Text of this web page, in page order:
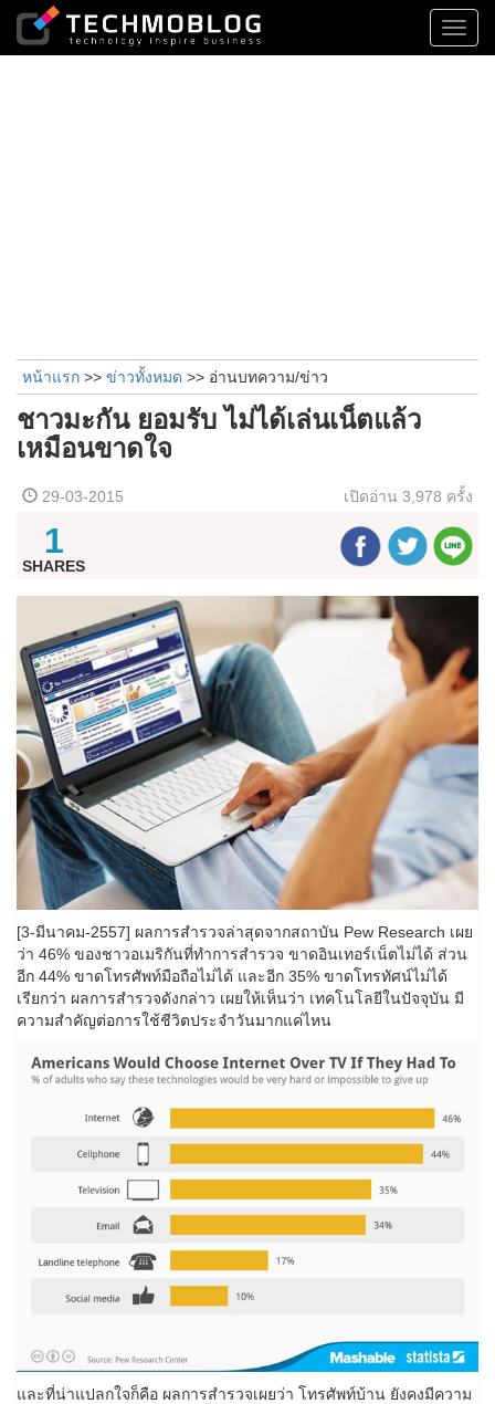
หน้าแรก >> ข่าวทั้งหมด >> อ่านบทความ/ข่าว
ชาวมะกัน ยอมรับ ไม่ได้เล่นเน็ตแล้ว
เหมือนขาดใจ
29-03-2015 เปิดอ่าน 3,978 ครั้ง
1
SHARES
[3-มีนาคม-2557] ผลการสำรวจล่าสุดจากสถาบัน Pew Research เผย
ว่า 46% ของชาวอเมริกันที่ทำการสำรวจ ขาดอินเทอร์เน็ตไม่ได้ ส่วน
อีก 44% ขาดโทรศัพท์มือถือไม่ได้ และอีก 35% ขาดโทรทัศน์ไม่ได้
เรียกว่า ผลการสำรวจดังกล่าว เผยให้เห็นว่า เทคโนโลยีในปัจจุบัน มี
ความสำคัญต่อการใช้ชีวิตประจำวันมากแค่ไหน
และที่น่าแปลกใจก็คือ ผลการสำรวจเผยว่า โทรศัพท์บ้าน ยังคงมีความ